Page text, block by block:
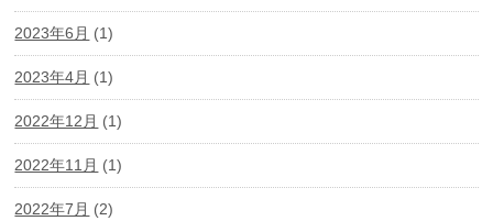
2023年6月 (1)
2023年4月 (1)
2022年12月 (1)
2022年11月 (1)
2022年7月 (2)